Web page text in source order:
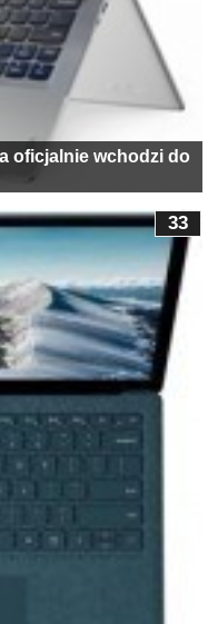
oficjalnie wchodzi do
33